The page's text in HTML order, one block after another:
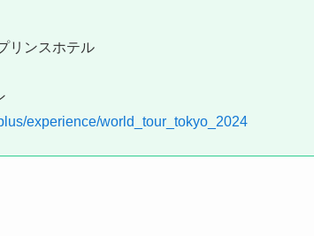
リンスホテル
experience/world_tour_tokyo_2024